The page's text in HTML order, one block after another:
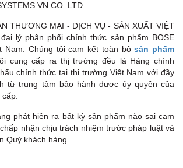
VN CO. LTD.
THƯƠNG MẠI - DỊCH VỤ - SẢN XUẤT VIỆT
lý phân phối chính thức sản phẩm BOSE
Nam. Chúng tôi cam kết toàn bộsản phẩm
cung cấp ra thị trường đều là Hàng chính
chính thức tại thị trường Việt Nam với đầy
từ trung tâm bảo hành được ủy quyền của
cấp.
phát hiện ra bất kỳ sản phẩm nào sai cam
nhận chịu trách nhiệm trước pháp luật và
Quý khách hàng.